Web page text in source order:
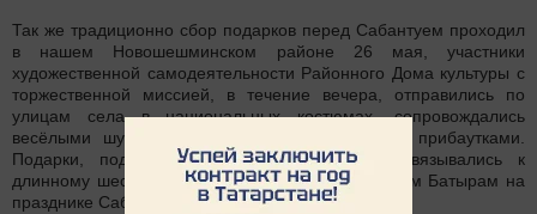
Так же традиционно сбор подарков перед Сабантуем проходил
в нашем Новошешминском районе 26 мая, участники
художественной самодеятельности Районного Дома культуры с
торжественной миссией, в течение вечера, отправились по
улицам села в национальных костюмах, сопровождались
весёлыми шутками, розыгрышами, песнями и прибаутками.
Подарки, подаренные жителями района привязывались к
длинному шесту, которые будут подарены лучшим Батырам на
празднике Сабантуй.